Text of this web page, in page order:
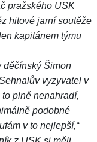
pražského USK
hitové jarní soutěže
kapitánem týmu
děčínský Šimon
vyzyvatel v
plně nenahradí,
podobné
v to nejlepší,“